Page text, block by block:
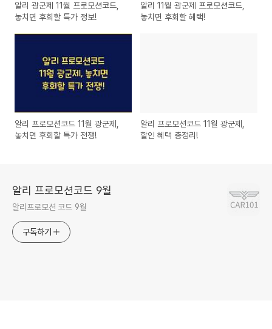
알리 광군제 11월 프로모션코드,
놓치면 후회할 특가 정보!
알리 11월 광군제 프로모션코드,
놓치면 후회할 혜택!
알리 프로모션코드 11월 광군제,
놓치면 후회할 특가 전쟁!
알리 프로모션코드 11월 광군제,
할인 혜택 총정리!
알리 프로모션코드 9월
알리프로모션 코드 9월
구독하기